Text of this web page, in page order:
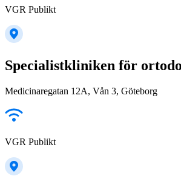
VGR Publikt
Specialistkliniken för
Medicinaregatan 12A, Vån 3, Göteborg
VGR Publikt